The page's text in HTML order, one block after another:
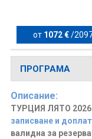
от 1072 € /
ПРОГРАМА
Описание:
ТУРЦИЯ ЛЯТО 2026
записване и
валидна за